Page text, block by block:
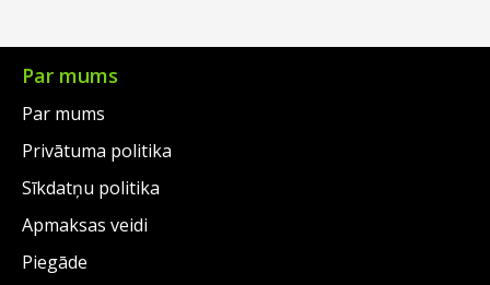
Par mums
Par mums
Privātuma politika
Sīkdatņu politika
Apmaksas veidi
Piegāde